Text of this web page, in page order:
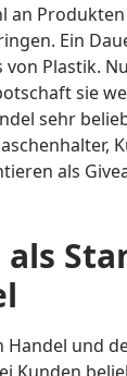
an
Ein
Plastik.
sie
sehr
als
und